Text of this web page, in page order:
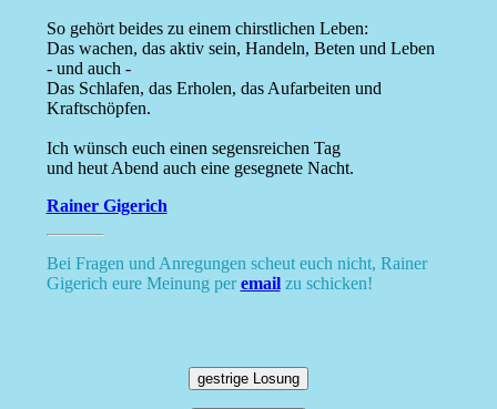
So gehört beides zu einem chirstlichen Leben:
Das wachen, das aktiv sein, Handeln, Beten und Leben
- und auch -
Das Schlafen, das Erholen, das Aufarbeiten und
Kraftschöpfen.
Ich wünsch euch einen segensreichen Tag
und heut Abend auch eine gesegnete Nacht.
Rainer Gigerich
Bei Fragen und Anregungen scheut euch nicht, Rainer
Gigerich eure Meinung peremailzu schicken!
gestrige Losung